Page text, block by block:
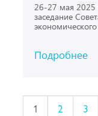
26-27 мая 2025
заседание
Подробнее
1 2 3